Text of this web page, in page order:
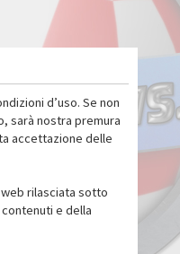
d’uso. Se non
sarà nostra premura
accettazione delle
web rilasciata sotto
e della